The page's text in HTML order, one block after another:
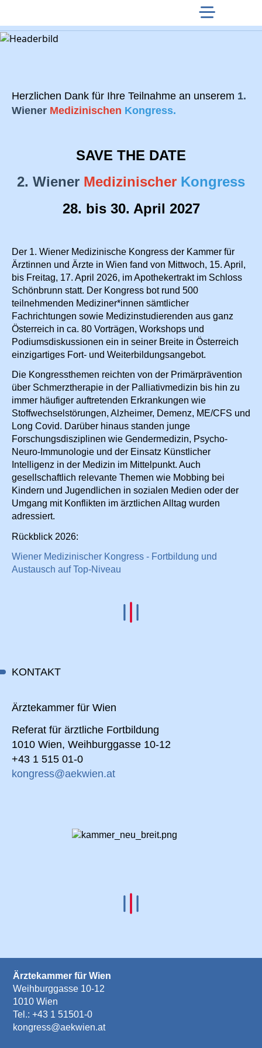
Herzlichen Dank für Ihre Teilnahme an unserem 1.
Wiener Medizinischen Kongress.
SAVE THE DATE
2. Wiener Medizinischer Kongress
28. bis 30. April 2027
Der 1. Wiener Medizinische Kongress der Kammer für
Ärztinnen und Ärzte in Wien fand von Mittwoch, 15. April,
bis Freitag, 17. April 2026, im Apothekertrakt im Schloss
Schönbrunn statt. Der Kongress bot rund 500
teilnehmenden Mediziner*innen sämtlicher
Fachrichtungen sowie Medizinstudierenden aus ganz
Österreich in ca. 80 Vorträgen, Workshops und
Podiumsdiskussionen ein in seiner Breite in Österreich
einzigartiges Fort- und Weiterbildungsangebot.
Die Kongressthemen reichten von der Primärprävention
über Schmerztherapie in der Palliativmedizin bis hin zu
immer häufiger auftretenden Erkrankungen wie
Stoffwechselstörungen, Alzheimer, Demenz, ME/CFS und
Long Covid. Darüber hinaus standen junge
Forschungsdisziplinen wie Gendermedizin, Psycho-
Neuro-Immunologie und der Einsatz Künstlicher
Intelligenz in der Medizin im Mittelpunkt. Auch
gesellschaftlich relevante Themen wie Mobbing bei
Kindern und Jugendlichen in sozialen Medien oder der
Umgang mit Konflikten im ärztlichen Alltag wurden
adressiert.
Rückblick 2026:
Wiener Medizinischer Kongress - Fortbildung und
Austausch auf Top-Niveau
KONTAKT
Ärztekammer für Wien
Referat für ärztliche Fortbildung
1010 Wien, Weihburggasse 10-12
+43 1 515 01-0
kongress@aekwien.at
Ärztekammer für Wien
Weihburggasse 10-12
1010 Wien
Tel.: +43 1 51501-0
kongress@aekwien.at